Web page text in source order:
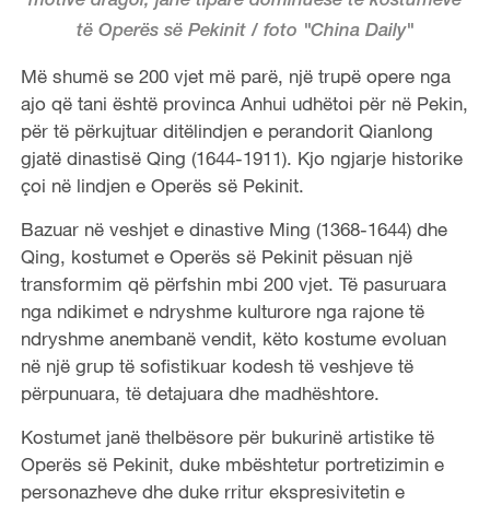
të Operës së Pekinit / foto "China Daily"
Më shumë se 200 vjet më parë, një trupë opere nga
ajo që tani është provinca Anhui udhëtoi për në Pekin,
për të përkujtuar ditëlindjen e perandorit Qianlong
gjatë dinastisë Qing (1644-1911). Kjo ngjarje historike
çoi në lindjen e Operës së Pekinit.
Bazuar në veshjet e dinastive Ming (1368-1644) dhe
Qing, kostumet e Operës së Pekinit pësuan një
transformim që përfshin mbi 200 vjet. Të pasuruara
nga ndikimet e ndryshme kulturore nga rajone të
ndryshme anembanë vendit, këto kostume evoluan
në një grup të sofistikuar kodesh të veshjeve të
përpunuara, të detajuara dhe madhështore.
Kostumet janë thelbësore për bukurinë artistike të
Operës së Pekinit, duke mbështetur portretizimin e
personazheve dhe duke rritur ekspresivitetin e